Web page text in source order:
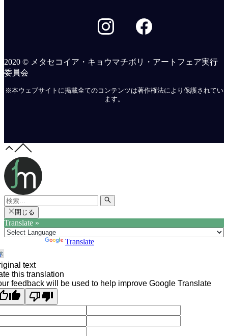
2020 © メタセコイア・キョウマチボリ・アートフェア実行
委員会
※本ウェブサイトに掲載全てのコンテンツは著作権法により保護されてい
ます。
閉じる
Translate »
Translate
text
this translation
feedback will be used to help improve Google Translate